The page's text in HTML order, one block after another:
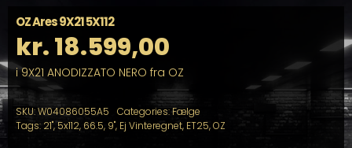
OZ Ares 9X21 5X112
kr.18.599,00
i 9X21 ANODIZZATO NERO fra OZ
SKU:W04086055A5 Categories:Fælge
Tags: 21",5x112, 66.5, 9", Ej Vinteregnet, ET25,OZ